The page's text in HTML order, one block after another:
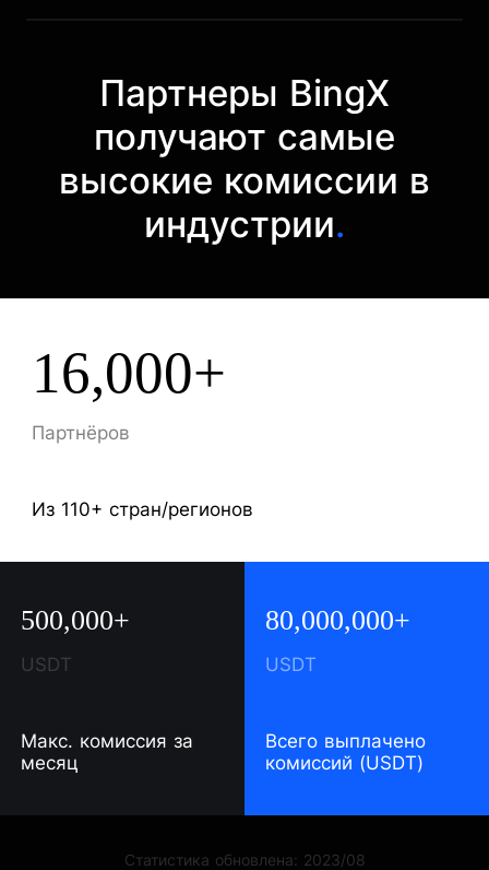
Партнеры BingX
получают самые
высокие комиссии в
индустрии.
16,000+
Партнёров
Из 110+ стран/регионов
500,000+
USDT
Макс. комиссия за
месяц
80,000,000+
USDT
Всего выплачено
комиссий (USDT)
Статистика обновлена: 2023/08